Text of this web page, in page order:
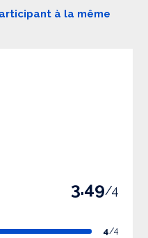
à la même
3.49/4
4/4